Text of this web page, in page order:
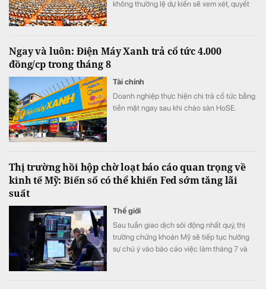
không thường lệ dự kiến sẽ xem xét, quyết
dự án luật then chốt như Luật Đất đai (sửa
lượng quan trọng.
Ngay và luôn: Điện Máy Xanh trả cổ tức 4.000
đồng/cp trong tháng 8
Tài chính
Doanh nghiệp thực hiện chi trả cổ tức bằng
tiền mặt ngay sau khi chào sàn HoSE.
Thị trường hồi hộp chờ loạt báo cáo quan trọng về
kinh tế Mỹ: Biến số có thể khiến Fed sớm tăng lãi
suất
Thế giới
Sau tuần giao dịch sôi động nhất quý, thị
trường chứng khoán Mỹ sẽ tiếp tục hướng
sự chú ý vào báo cáo việc làm tháng 7 và